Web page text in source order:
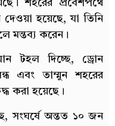
শহরের প্রবেশপথে
হয়েছে, যা তিনি
মন্তব্য করেন।
টহল দিচ্ছে, ড্রোন
এবং তাম্মুন শহরের
করা হয়েছে।
সংঘর্ষে অন্তত ১০ জন